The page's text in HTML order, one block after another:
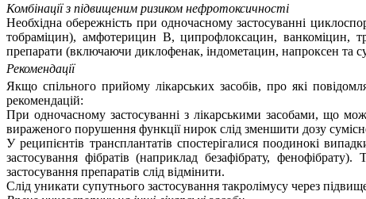
Комбінації з підвищеним ризиком нефротоксичності
Необхідна обережність при одночасному застосуванні
тобраміцин), амфотерицин В, ципрофлоксацин, ванкоміцин,
препарати (включаючи диклофенак, індометацин, напроксен та
Рекомендації
Якщо спільного прийому лікарських засобів, про які
рекомендацій:
При одночасному застосуванні з лікарськими засобами, що
вираженого порушення функції нирок слід зменшити дозу
У реципієнтів трансплантатів спостерігалися поодинокі
застосування фібратів (наприклад безафібрату,
застосування препаратів слід відмінити.
Слід уникати супутнього застосування такролімусу через